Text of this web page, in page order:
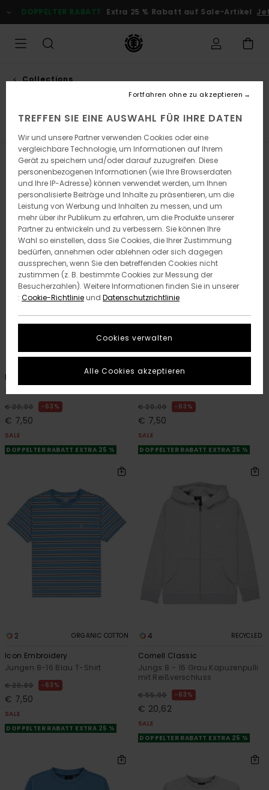
zur
Produkt
springen
DOPPELTER RABATT Extra 25 % Rabatt auf Sale-Artikel
Collections
Filtern & Sortieren 10Ergebnisse
Direkt
Filterkriterien
springen
Überspringen
filtern
nach
4 ORGANIC COTTON
Icon Label Pocket Y
Jungen 8-16 Grün T-Shirt
€ 20,00 63%
€ 7,50
SALE
DOPPELTER RABATT EXTRA 25 %
4 ORGANIC COTTON
Icon Label Pocket Y
€ 20,00 63%
€ 7,50
SALE
DOPPELTER RABATT EXTRA 25 %
2 ORGANIC COTTON
Icon Embroidery
Jungen 8-16 Blau T-Shirt
€ 20,00 63%
€ 7,50
SALE
DOPPELTER RABATT EXTRA 25 %
4 RECYCLED
Cornell Classic
Jungs 8 - 16 Grau Kapuzenpulli
mit Reißverschluss
€ 55,00 63%
€ 20,62
SALE
DOPPELTER RABATT EXTRA 25 %
TREFFEN SIE EINE AUSWAHL FÜR IHRE DATEN
Wir und unsere Partner verwenden Cookies oder eine
vergleichbare Technologie, um Informationen auf Ihrem
Gerät zu speichern und/oder darauf zuzugreifen. Diese
personenbezogenen Informationen (wie Ihre Browserdaten
und Ihre IP-Adresse) können verwendet werden, um Ihnen
personalisierte Beiträge und Inhalte zu präsentieren, um die
Leistung von Werbung und Inhalten zu messen, und um
mehr über ihr Publikum zu erfahren, um die Produkte unserer
Partner zu entwickeln und zu verbessern. Sie können Ihre
Wahl so einstellen, dass Sie Cookies, die Ihrer Zustimmung
bedürfen, annehmen oder ablehnen oder sich dagegen
aussprechen, wenn Sie den betreffenden Cookies nicht
zustimmen (z. B. bestimmte Cookies zur Messung der
Besucherzahlen). Weitere Informationen finden Sie in unserer
: Cookie-Richtlinieund Datenschutzrichtlinie
Cookies verwalten
Fortfahren ohne zu akzeptieren
Alle Cookies akzeptieren